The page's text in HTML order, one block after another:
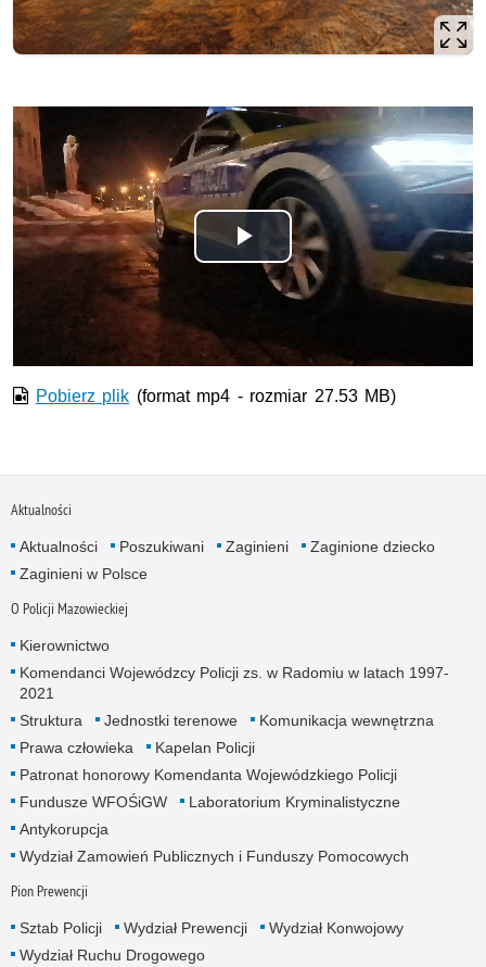
Odtwórz
wideo
Pobierz plik (format mp4 - rozmiar 27.53 MB)
Aktualności
Aktualności Poszukiwani Zaginieni
Zaginione dziecko
Zaginieni w Polsce
O Policji Mazowieckiej
Kierownictwo
Komendanci Wojewódzcy Policji zs. w Radomiu w latach 1997-
2021
Struktura
Jednostki terenowe
Komunikacja wewnętrzna
Prawa człowieka
Kapelan Policji
Patronat honorowy Komendanta Wojewódzkiego Policji
Fundusze WFOŚiGW
Laboratorium Kryminalistyczne
Antykorupcja
Wydział Zamowień Publicznych i Funduszy Pomocowych
Pion Prewencji
Sztab Policji Wydział Prewencji
Wydział Konwojowy
Wydział Ruchu Drogowego